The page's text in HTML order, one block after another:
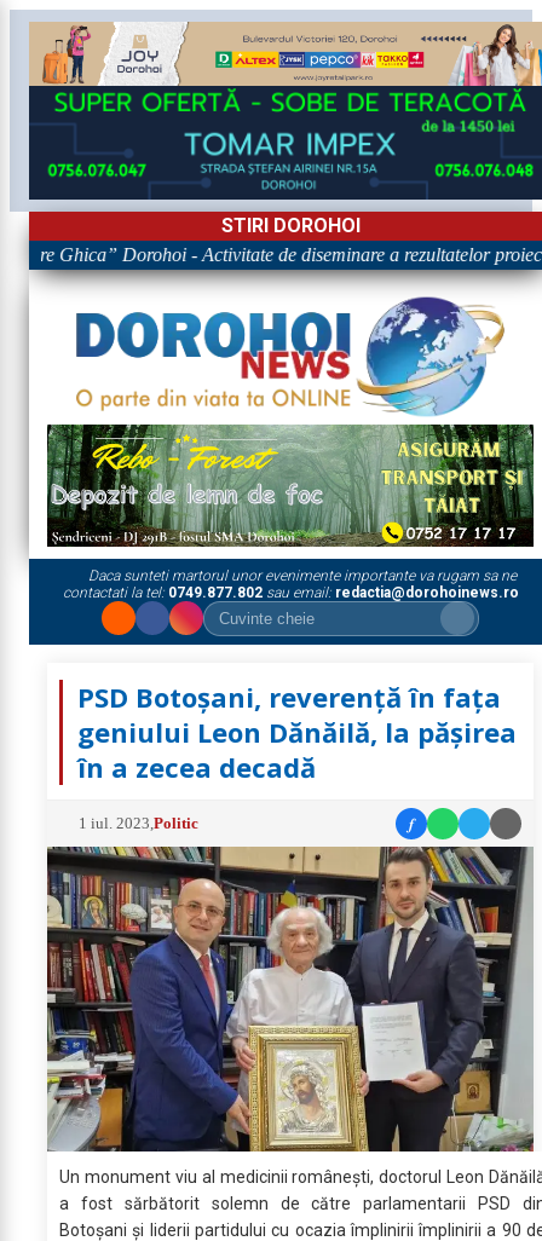
STIRI DOROHOI
Ghica” Dorohoi - Activitate de diseminare a rezultatelor
Daca sunteti martorul unor evenimente importante va rugam sa ne
contactati la tel: 0749.877.802sau email: redactia@dorohoinews.ro
PSD Botoșani, reverență în fața
geniului Leon Dănăilă, la pășirea
în a zecea decadă
1 iul. 2023 ,Politic f
Un monument viu al medicinii românești, doctorul Leon
a fost sărbătorit solemn de către parlamentarii PSD
Botoșani și liderii partidului cu ocazia împlinirii împlinirii a 90